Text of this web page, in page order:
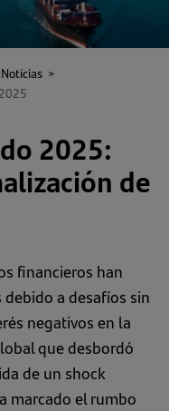
>
2025:
de
financieros han
a desafíos sin
negativos en la
que desbordó
de un shock
marcado el rumbo